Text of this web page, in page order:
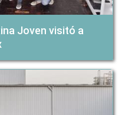
Joven visitó a